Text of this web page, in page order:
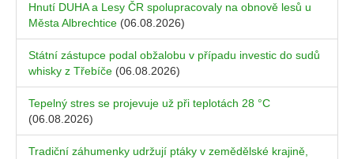
Hnutí DUHA a Lesy ČR spolupracovaly na obnově lesů u
Města Albrechtice (06.08.2026)
Státní zástupce podal obžalobu v případu investic do sudů
whisky z Třebíče (06.08.2026)
Tepelný stres se projevuje už při teplotách 28 °C
(06.08.2026)
Tradiční záhumenky udržují ptáky v zemědělské krajině,